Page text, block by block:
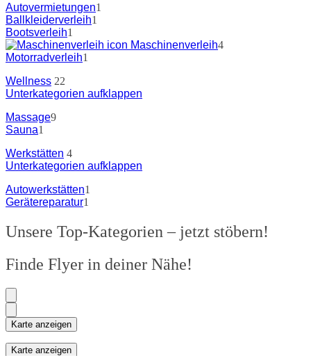
Autovermietungen1
Ballkleiderverleih1
Bootsverleih1
Maschinenverleih4
Motorradverleih1
Wellness 22
Unterkategorien aufklappen
Massage9
Sauna1
Werkstätten 4
Unterkategorien aufklappen
Autowerkstätten1
Gerätereparatur1
Unsere Top-Kategorien – jetzt stöbern!
Finde Flyer in deiner Nähe!
Karte anzeigen
Karte anzeigen